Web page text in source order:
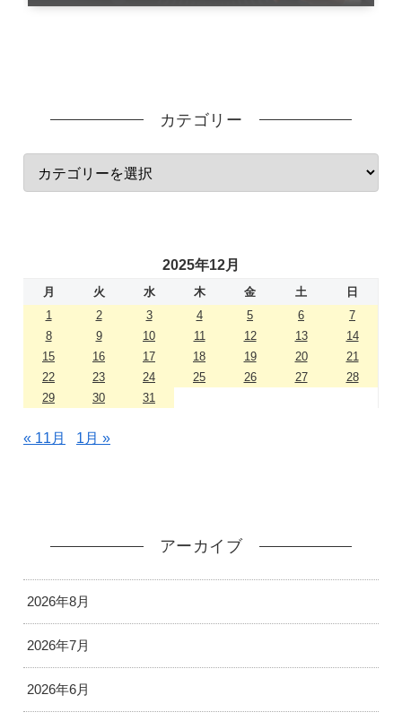
カテゴリー
2025年12月
月 火 水 木 金 土
日
1
2 3 4 5 6
7
8
9 10 11 12 13
14
15
16 17 18 19 20
21
22
23 24 25 26 27
28
29
30 31
« 11月 1月 »
アーカイブ
2026年8月
2026年7月
2026年6月